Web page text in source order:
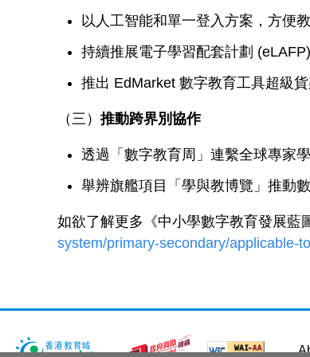
以人工智能和單一登入方案，方便
持續推展電子學習配套計劃
推出 EdMarket 數字教育工具超級
（三） 推動跨界別協作
透過「數字教育周」連繫全球專家
舉辨旗艦項目「學與教博覽」推動
如欲了解更多《中小學數字教育發展藍
system/primary-secondary/applicable-